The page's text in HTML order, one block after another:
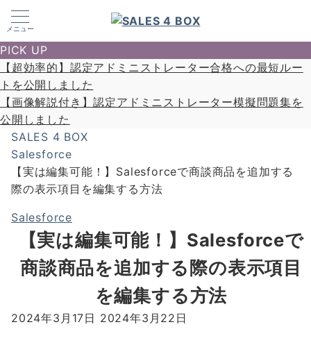
メニュー
PICK UP
【超効率的】認定アドミニストレーター合格への最短ルー
トを公開しました
【画像解説付き】認定アドミニストレーター模擬問題集を
公開しました
SALES 4 BOX
Salesforce
【実は編集可能！】Salesforceで商談商品を追加する
際の表示項目を編集する方法
Salesforce
【実は編集可能！】Salesforceで
商談商品を追加する際の表示項目
を編集する方法
2024年3月17日 2024年3月22日